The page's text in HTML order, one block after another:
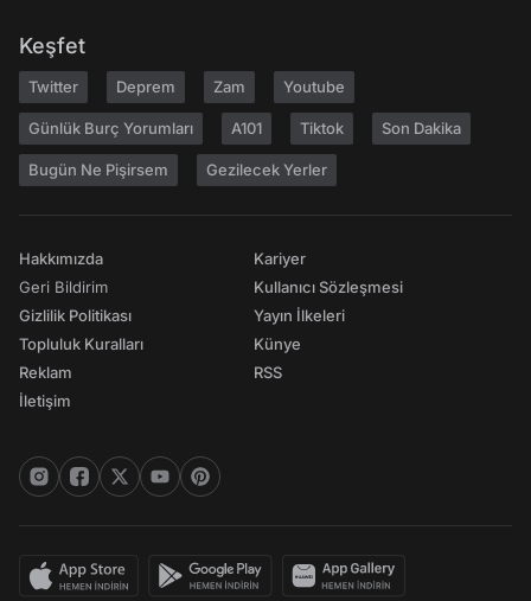
Keşfet
Twitter Deprem Zam Youtube
Günlük Burç Yorumları A101 Tiktok Son Dakika
Bugün Ne Pişirsem Gezilecek Yerler
Hakkımızda
Geri Bildirim
Gizlilik Politikası
Topluluk Kuralları
Reklam
İletişim
Kariyer
Kullanıcı Sözleşmesi
Yayın İlkeleri
Künye
RSS